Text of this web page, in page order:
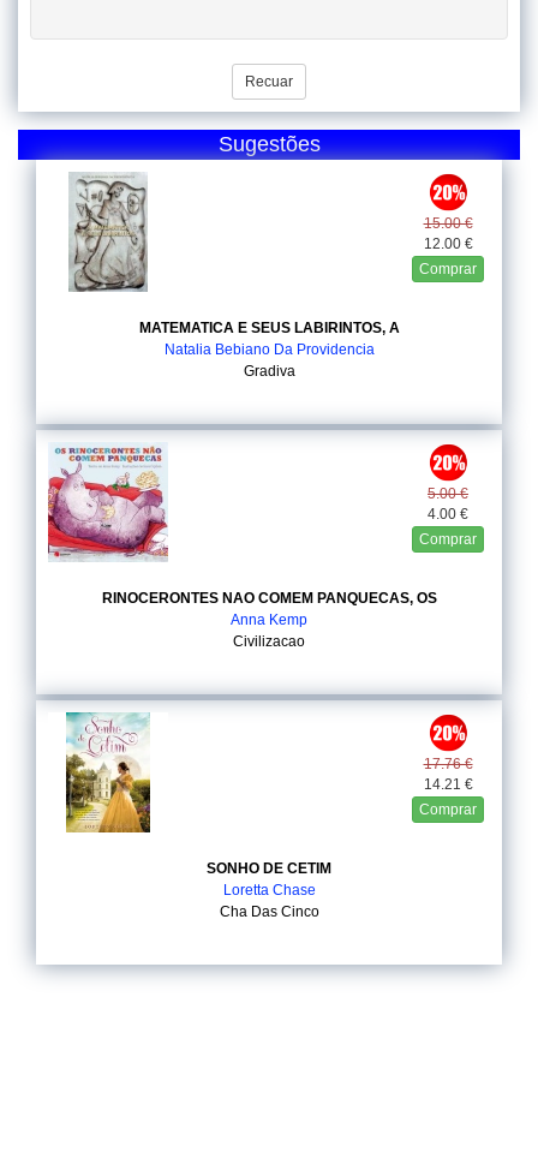
Recuar
Sugestões
15.00 €
12.00 €
Comprar
MATEMATICA E SEUS LABIRINTOS, A
Natalia Bebiano Da Providencia
Gradiva
5.00 €
4.00 €
Comprar
RINOCERONTES NAO COMEM PANQUECAS, OS
Anna Kemp
Civilizacao
17.76 €
14.21 €
Comprar
SONHO DE CETIM
Loretta Chase
Cha Das Cinco